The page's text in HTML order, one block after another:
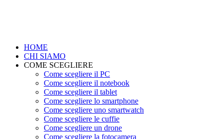
HOME
CHI SIAMO
COME SCEGLIERE
Come scegliere il PC
Come scegliere il notebook
Come scegliere il tablet
Come scegliere lo smartphone
Come scegliere uno smartwatch
Come scegliere le cuffie
Come scegliere un drone
Come scegliere la fotocamera